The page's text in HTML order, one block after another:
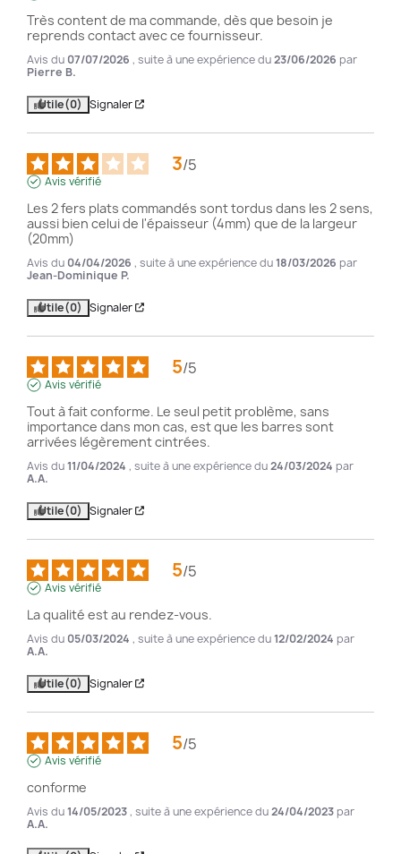
Très content de ma commande, dès que besoin je
reprends contact avec ce fournisseur.
Avis du 07/07/2026 , suite à une expérience du23/06/2026 par
Pierre B.
Utile(0) Signaler
3/5
Avis vérifié
Les 2 fers plats commandés sont tordus dans les 2 sens,
aussi bien celui de l'épaisseur (4mm) que de la largeur
(20mm)
Avis du 04/04/2026 , suite à une expérience du18/03/2026 par
Jean-Dominique P.
Utile(0) Signaler
5/5
Avis vérifié
Tout à fait conforme. Le seul petit problème, sans
importance dans mon cas, est que les barres sont
arrivées légèrement cintrées.
Avis du11/04/2024 , suite à une expérience du24/03/2024 par
A.A.
Utile(0) Signaler
5/5
Avis vérifié
La qualité est au rendez-vous.
Avis du 05/03/2024 , suite à une expérience du12/02/2024 par
A.A.
Utile(0) Signaler
5/5
Avis vérifié
conforme
Avis du14/05/2023, suite à une expérience du24/04/2023 par
A.A.